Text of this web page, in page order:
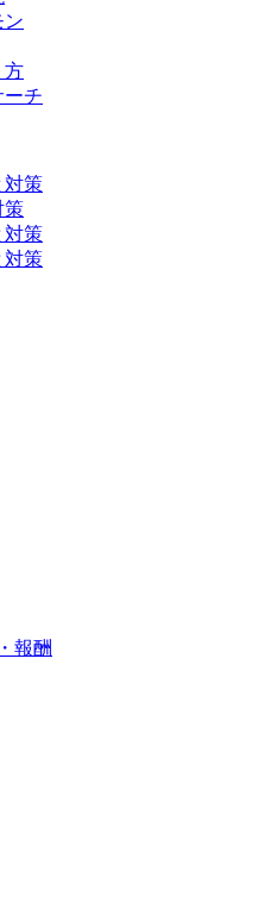
ン
方
チ
対策
策
対策
対策
報酬